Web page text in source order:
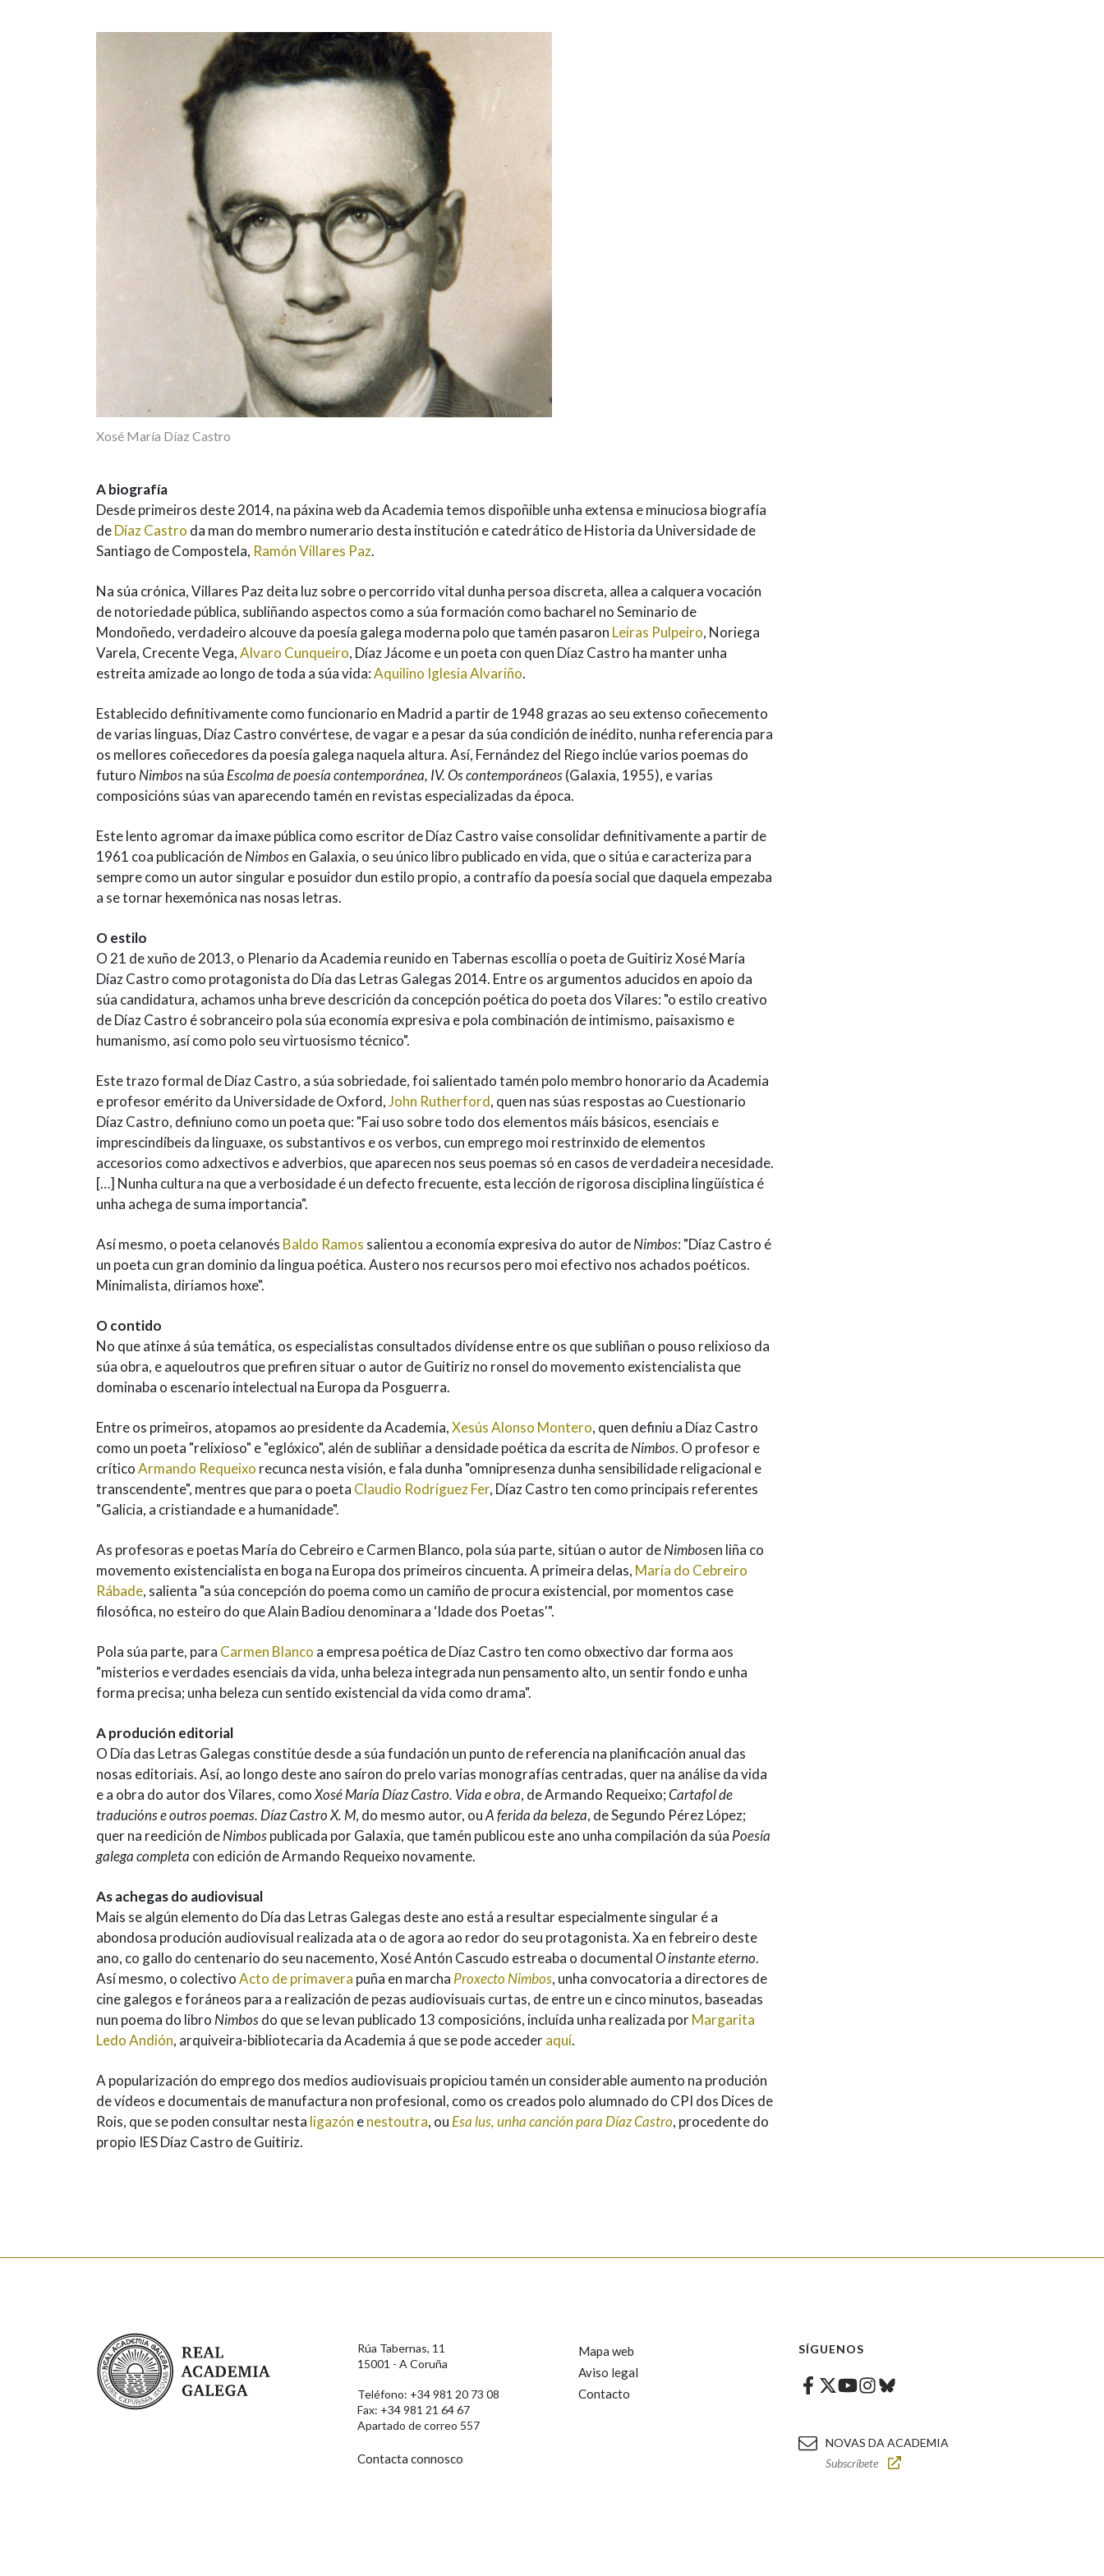
Xosé María Díaz Castro
A biografía
Desde primeiros deste 2014, na páxina web da Academia temos dispoñible unha extensa e minuciosa biografía
deDíaz Castro da man do membro numerario desta institución e catedrático de Historia da Universidade de
Santiago de Compostela, Ramón Villares Paz.
Na súa crónica, Villares Paz deita luz sobre o percorrido vital dunha persoa discreta, allea a calquera vocación
de notoriedade pública, subliñando aspectos como a súa formación como bacharel no Seminario de
Mondoñedo, verdadeiro alcouve da poesía galega moderna polo que tamén pasaron Leiras Pulpeiro, Noriega
Varela, Crecente Vega,Alvaro Cunqueiro, Díaz Jácome e un poeta con quen Díaz Castro ha manter unha
estreita amizade ao longo de toda a súa vida:Aquilino Iglesia Alvariño.
Establecido definitivamente como funcionario en Madrid a partir de 1948 grazas ao seu extenso coñecemento
de varias linguas, Díaz Castro convértese, de vagar e a pesar da súa condición de inédito, nunha referencia para
os mellores coñecedores da poesía galega naquela altura. Así, Fernández del Riego inclúe varios poemas do
futuro Nimbosna súa Escolma de poesía contemporánea, IV. Os contemporáneos(Galaxia, 1955), e varias
composicións súas van aparecendo tamén en revistas especializadas da época.
Este lento agromar da imaxe pública como escritor de Díaz Castro vaise consolidar definitivamente a partir de
1961 coa publicación deNimbosen Galaxia, o seu único libro publicado en vida, que o sitúa e caracteriza para
sempre como un autor singular e posuidor dun estilo propio, a contrafío da poesía social que daquela empezaba
a se tornar hexemónica nas nosas letras.
O estilo
O 21 de xuño de 2013, o Plenario da Academia reunido en Tabernas escollía o poeta de Guitiriz Xosé María
Díaz Castro como protagonista do Día das Letras Galegas 2014. Entre os argumentos aducidos en apoio da
súa candidatura, achamos unha breve descrición da concepción poética do poeta dos Vilares: "o estilo creativo
de Díaz Castro é sobranceiro pola súa economía expresiva e pola combinación de intimismo, paisaxismo e
humanismo, así como polo seu virtuosismo técnico".
Este trazo formal de Díaz Castro, a súa sobriedade, foi salientado tamén polo membro honorario da Academia
e profesor emérito da Universidade de Oxford,John Rutherford, quen nas súas respostas ao Cuestionario
Díaz Castro, definiuno como un poeta que: "Fai uso sobre todo dos elementos máis básicos, esenciais e
imprescindíbeis da linguaxe, os substantivos e os verbos, cun emprego moi restrinxido de elementos
accesorios como adxectivos e adverbios, que aparecen nos seus poemas só en casos de verdadeira necesidade.
[…] Nunha cultura na que a verbosidade é un defecto frecuente, esta lección de rigorosa disciplina lingüística é
unha achega de suma importancia".
Así mesmo, o poeta celanovés Baldo Ramos salientou a economía expresiva do autor deNimbos: "Díaz Castro é
un poeta cun gran dominio da lingua poética. Austero nos recursos pero moi efectivo nos achados poéticos.
Minimalista, diriamos hoxe".
O contido
No que atinxe á súa temática, os especialistas consultados divídense entre os que subliñan o pouso relixioso da
súa obra, e aqueloutros que prefiren situar o autor de Guitiriz no ronsel do movemento existencialista que
dominaba o escenario intelectual na Europa da Posguerra.
Entre os primeiros, atopamos ao presidente da Academia,Xesús Alonso Montero, quen definiu a Díaz Castro
como un poeta "relixioso" e "eglóxico", alén de subliñar a densidade poética da escrita deNimbos. O profesor e
críticoArmando Requeixo recunca nesta visión, e fala dunha "omnipresenza dunha sensibilidade religacional e
transcendente", mentres que para o poeta Claudio Rodríguez Fer, Díaz Castro ten como principais referentes
"Galicia, a cristiandade e a humanidade".
As profesoras e poetas María do Cebreiro e Carmen Blanco, pola súa parte, sitúan o autor deNimbosen liña co
movemento existencialista en boga na Europa dos primeiros cincuenta. A primeira delas, María do Cebreiro
Rábade, salienta "a súa concepción do poema como un camiño de procura existencial, por momentos case
filosófica, no esteiro do que Alain Badiou denominara a ‘Idade dos Poetas'".
Pola súa parte, para Carmen Blanco a empresa poética de Díaz Castro ten como obxectivo dar forma aos
"misterios e verdades esenciais da vida, unha beleza integrada nun pensamento alto, un sentir fondo e unha
forma precisa; unha beleza cun sentido existencial da vida como drama".
A produción editorial
O Día das Letras Galegas constitúe desde a súa fundación un punto de referencia na planificación anual das
nosas editoriais. Así, ao longo deste ano saíron do prelo varias monografías centradas, quer na análise da vida
e a obra do autor dos Vilares, comoXosé María Díaz Castro. Vida e obra, de Armando Requeixo;Cartafol de
traducións e outros poemas. Díaz Castro X. M, do mesmo autor, ouA ferida da beleza, de Segundo Pérez López;
quer na reedición deNimbospublicada por Galaxia, que tamén publicou este ano unha compilación da súa Poesía
galega completa con edición de Armando Requeixo novamente.
As achegas do audiovisual
Mais se algún elemento do Día das Letras Galegas deste ano está a resultar especialmente singular é a
abondosa produción audiovisual realizada ata o de agora ao redor do seu protagonista. Xa en febreiro deste
ano, co gallo do centenario do seu nacemento, Xosé Antón Cascudo estreaba o documentalO instante eterno.
Así mesmo, o colectivoActo de primavera puña en marcha Proxecto Nimbos, unha convocatoria a directores de
cine galegos e foráneos para a realización de pezas audiovisuais curtas, de entre un e cinco minutos, baseadas
nun poema do libro Nimbosdo que se levan publicado 13 composicións, incluída unha realizada porMargarita
Ledo Andión, arquiveira-bibliotecaria da Academia á que se pode accederaquí.
A popularización do emprego dos medios audiovisuais propiciou tamén un considerable aumento na produción
de vídeos e documentais de manufactura non profesional, como os creados polo alumnado do CPI dos Dices de
Rois, que se poden consultar nesta ligazón enestoutra, ou Esa lus, unha canción para Díaz Castro, procedente do
propio IES Díaz Castro de Guitiriz.
Real Academia Galega
Rúa Tabernas, 11
15001 - A Coruña
Teléfono: +34 981 20 73 08
Fax: +34 981 21 64 67
Apartado de correo 557
Contacta connosco
Mapa web
Aviso legal
Contacto
SÍGUENOS
Facebook
Twitter
Youtube
Instagram
Bluesky
NOVAS DA ACADEMIA
Subscríbete